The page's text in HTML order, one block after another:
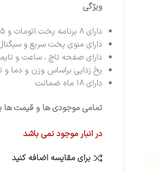
ویژگی
دارای ۸ برنامه پخت اتومات و ۵ برنامه پخت نیمه تومات
دارای منوی پخت سریع و
دارای صفحه تاچ ، ساعت و
یخ زدایی براساس وزن و دما
دارای ۱۸ ماه ضمانت
تمامی موجودی ها و قیمت ها
در انبار موجود نمی باشد
برای مقایسه اضافه کنید